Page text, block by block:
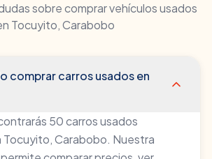
sobre comprar vehículos usados
Tocuyito,Carabobo
comprar carros usados en
50 carros usados
Tocuyito, Carabobo. Nuestra